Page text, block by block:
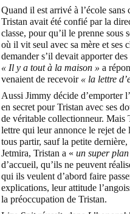
Quand il est arrivé à l’école
Tristan avait été confié par la
classe, pour qu’il le prenne sous
où il vit seul avec sa mère et ses
demander s’il devait apporter
« Il y a tout à la maison » a
venaient de recevoir « la lettre
Aussi Jimmy décide d’emporter
en secret pour Tristan avec ses
de véritable collectionneur. Mais
lettre qui leur annonce le rejet de
tous partir, sauf la petite
Jetmira, Tristan a « un super plan
d’accueil, qu’ils ne peuvent
qui ils veulent d’abord faire
explications, leur attitude
la préoccupation de Tristan.